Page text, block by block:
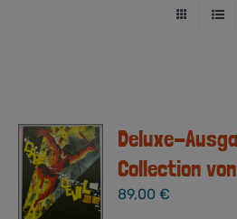
Deluxe-
Collection
89,00€